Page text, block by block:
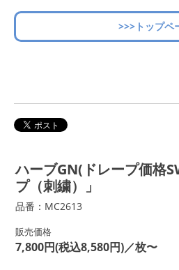
>>>トップペ
ハーブGN(ドレープ価格
プ（刺繍）」
品番：MC2613
販売価格
7,800円(税込8,580円)／枚〜